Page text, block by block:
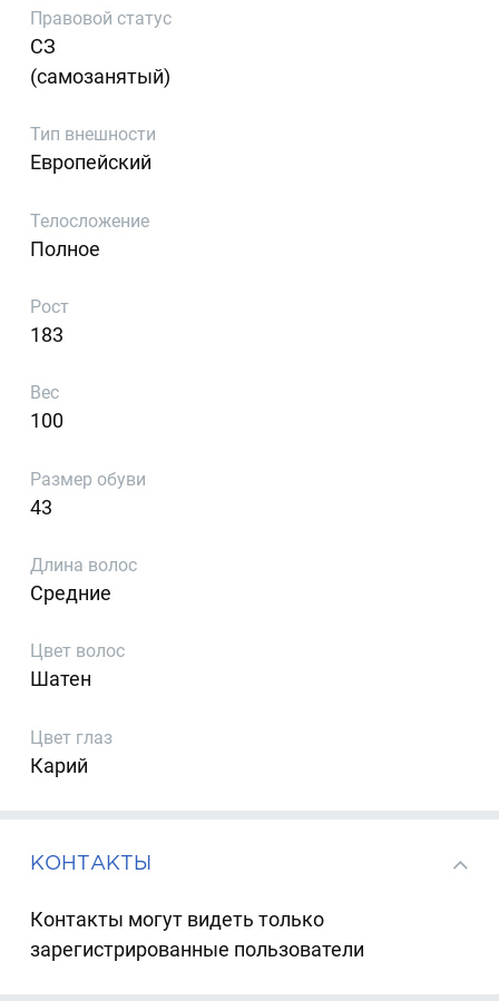
Правовой статус
СЗ
(самозанятый)
Тип внешности
Европейский
Телосложение
Полное
Рост
183
Вес
100
Размер обуви
43
Длина волос
Средние
Цвет волос
Шатен
Цвет глаз
Карий
КОНТАКТЫ
Контакты могут видеть только
зарегистрированные пользователи